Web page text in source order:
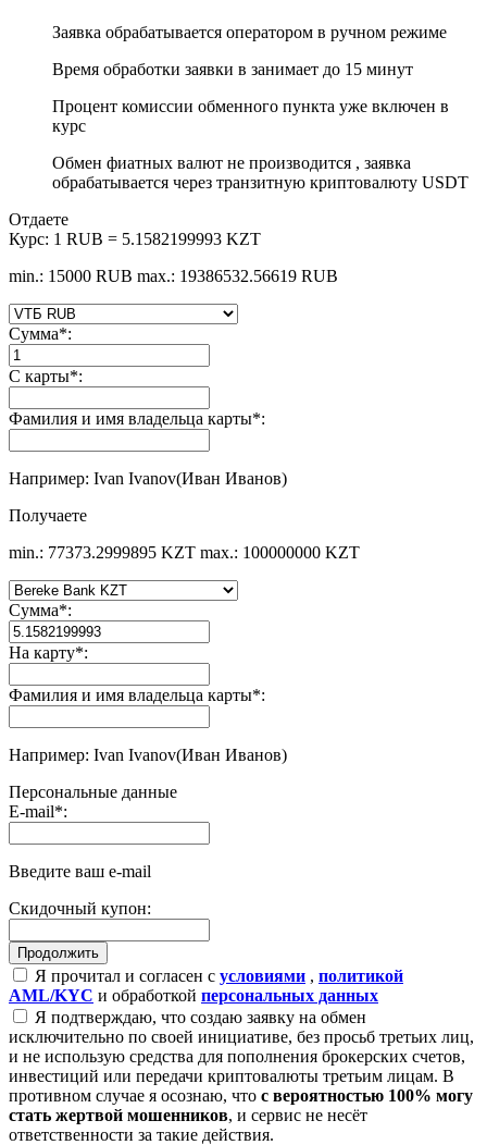
Заявка обрабатывается оператором в ручном режиме
Время обработки заявки в занимает до 15 минут
Процент комиссии обменного пункта уже включен в
курс
Обмен фиатных валют не производится , заявка
обрабатывается через транзитную криптовалюту USDT
Отдаете
Курс: 1 RUB = 5.1582199993 KZT
min.: 15000 RUB max.: 19386532.56619 RUB
Сумма*:
С карты*:
Фамилия и имя владельца карты*:
Например: Ivan Ivanov(Иван Иванов)
Получаете
min.: 77373.2999895 KZT max.: 100000000 KZT
Сумма*:
На карту*:
Фамилия и имя владельца карты*:
Например: Ivan Ivanov(Иван Иванов)
Персональные данные
E-mail*:
Введите ваш e-mail
Скидочный купон:
Я прочитал и согласен с условиями , политикой
AML/KYC и обработкой персональных данных
Я подтверждаю, что создаю заявку на обмен
исключительно по своей инициативе, без просьб третьих лиц,
и не использую средства для пополнения брокерских счетов,
инвестиций или передачи криптовалюты третьим лицам. В
противном случае я осознаю, что с вероятностью 100% могу
стать жертвой мошенников, и сервис не несёт
ответственности за такие действия.